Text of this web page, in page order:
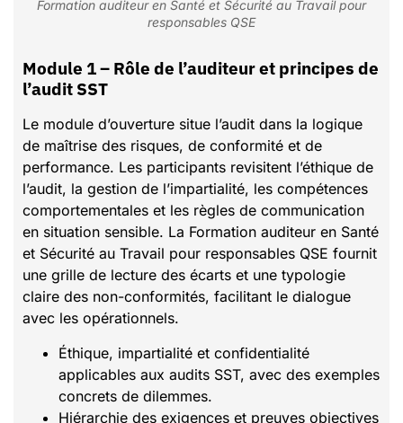
Formation auditeur en Santé et Sécurité au Travail pour
responsables QSE
Module 1 – Rôle de l’auditeur et principes de
l’audit SST
Le module d’ouverture situe l’audit dans la logique
de maîtrise des risques, de conformité et de
performance. Les participants revisitent l’éthique de
l’audit, la gestion de l’impartialité, les compétences
comportementales et les règles de communication
en situation sensible. La Formation auditeur en Santé
et Sécurité au Travail pour responsables QSE fournit
une grille de lecture des écarts et une typologie
claire des non-conformités, facilitant le dialogue
avec les opérationnels.
Éthique, impartialité et confidentialité
applicables aux audits SST, avec des exemples
concrets de dilemmes.
Hiérarchie des exigences et preuves objectives